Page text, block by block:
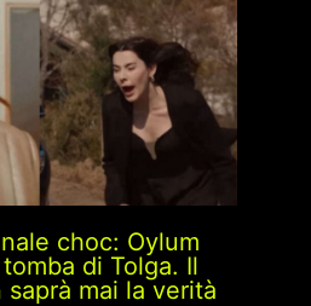
choc: Oylum
di Tolga. Il
mai la verità